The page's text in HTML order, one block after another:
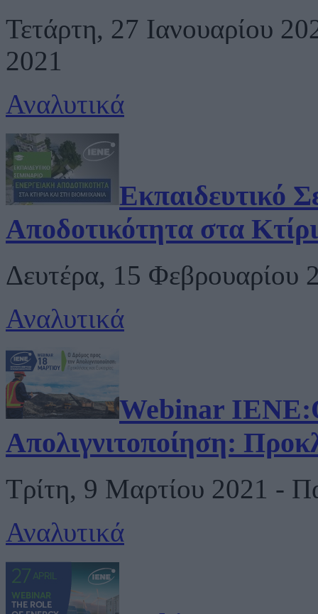
Τετάρτη, 27 Ιανουαρίου
2021
Αναλυτικά
Εκπαιδευτικό
Αποδοτικότητα στα
Δευτέρα, 15 Φεβρουαρίου
Αναλυτικά
Webinar
Απολιγνιτοποίηση:
Τρίτη, 9 Μαρτίου 2021 -
Αναλυτικά